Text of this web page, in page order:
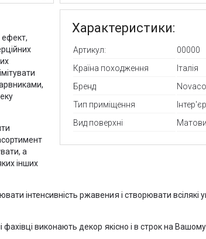
Характеристики:
Артикул:
00000
Країна походження
Італія
Бренд
Тип приміщення
Інтер'єр
Вид поверхні
ефект,
а
інших
інтенсивність ржавения і створювати всілякі
виконають декор якісно і в строк на Вашому